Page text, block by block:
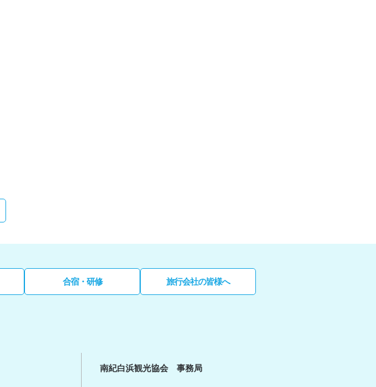
合宿・研修 旅行会社の皆様へ
南紀白浜観光協会 事務局